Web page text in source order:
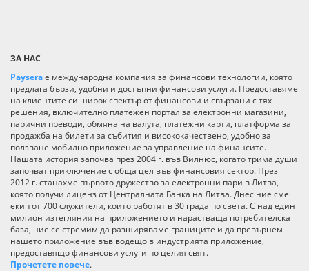
ЗА НАС
Payseraе международна компания за финансови технологии, която
предлага бързи, удобни и достъпни финансови услуги. Предоставяме
на клиентите си широк спектър от финансови и свързани с тях
решения, включително платежен портал за електронни магазини,
парични преводи, обмяна на валута, платежни карти, платформа за
продажба на билети за събития и висококачествено, удобно за
ползване мобилно приложение за управление на финансите.
Нашата история започва през 2004 г. във Вилнюс, когато трима души
започват приключение с обща цел във финансовия сектор. През
2012 г. станахме първото дружество за електронни пари в Литва,
която получи лиценз от Централната Банка на Литва. Днес ние сме
екип от 700 служители, които работят в 30 града по света. С над един
милион изтегляния на приложението и нарастваща потребителска
база, ние се стремим да разширяваме границите и да превърнем
нашето приложение във водещо в индустрията приложение,
предоставящо финансови услуги по целия свят.
Прочетете повече.